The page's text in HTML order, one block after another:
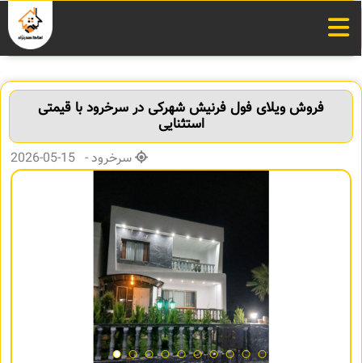
فروش ویلای فول فرنیش شهرکی در سرخرود با قیمتی
استثنایی
سرخرود - 15-05-2026